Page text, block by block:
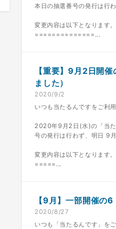
本日の抽選番号の発行は行
変更内容は以下となります。
==============...
【重要】9月2日開
ました）
2020/9/2
いつも当たるんですをご利
2020年9月2日(水)の「当た
号の発行は行わず、明日 9
変更内容は以下となります。
=====...
【9月】一部開催の
2020/8/27
いつも「当たるんです」を